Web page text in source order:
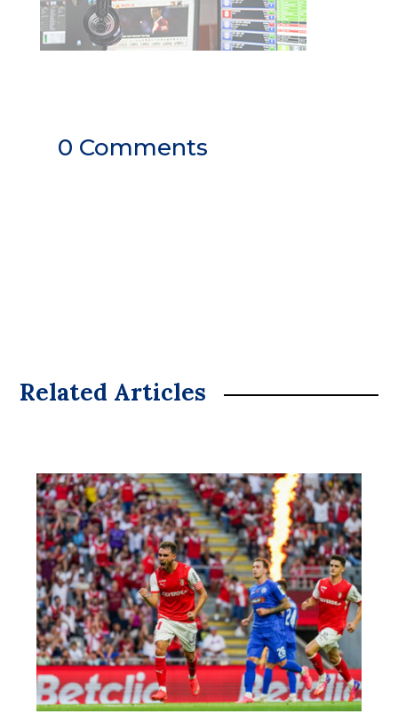
0 Comments
Related Articles